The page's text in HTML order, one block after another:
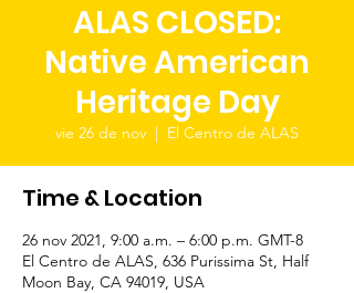
ALAS CLOSED:
Native American
Heritage Day
vie 26 de nov
  |
El Centro de ALAS
Time & Location
26 nov 2021, 9:00 a.m. – 6:00 p.m. GMT-8
El Centro de ALAS, 636 Purissima St, Half
Moon Bay, CA 94019, USA